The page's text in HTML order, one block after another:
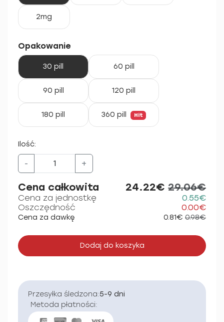
2mg
Opakowanie
30 pill 60 pill
90 pill 120 pill
180 pill 360 pill Hit
Ilość:
- +
Cena całkowita 24.22€ 29.06€
Cena za jednostkę
0.55€
Oszczędność
0.00€
Cena za dawkę 0.81€ 0.98€
Dodaj do koszyka
Przesyłka śledzona:5-9 dni
Metoda płatności: